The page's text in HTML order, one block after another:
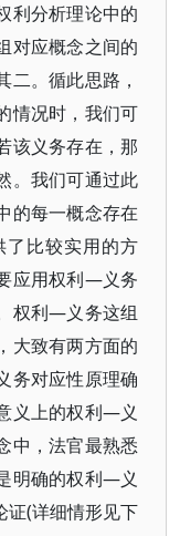
利分析理论中的
对应概念之间的
二。循此思路，
情况时，我们可
该义务存在，那
。我们可通过此
的每一概念存在
比较实用的方
应用权利—义务
权利—义务这组
大致有两方面的
务对应性原理确
义上的权利—义
中，法官最熟悉
明确的权利—义
证(详细情形见下